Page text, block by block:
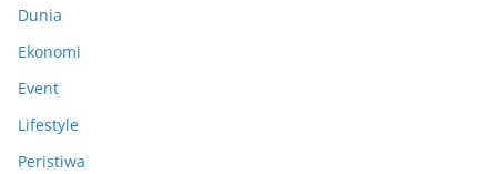
Dunia
Ekonomi
Event
Lifestyle
Peristiwa